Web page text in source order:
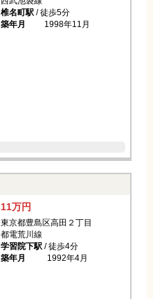
椎名町駅/ 徒歩5分
築年月
1998年11月
11万円
東京都豊島区高田２丁目
都電荒川線
学習院下駅/ 徒歩4分
築年月
1992年4月